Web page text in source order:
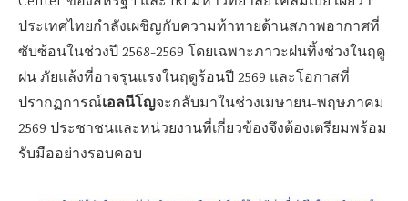
ประเทศไทยกำลังเผชิญกับความท้าทายด้านสภาพอากาศที่
ซับซ้อนในช่วงปี 2568-2569 โดยเฉพาะภาวะฝนทิ้งช่วงในฤดู
ฝน ภัยแล้งที่อาจรุนแรงในฤดูร้อนปี 2569 และโอกาสที่
ปรากฏการณ์เอลนีโญจะกลับมาในช่วงเมษายน-พฤษภาคม
2569 ประชาชนและหน่วยงานที่เกี่ยวข้องจึงต้องเตรียมพร้อม
รับมืออย่างรอบคอบ